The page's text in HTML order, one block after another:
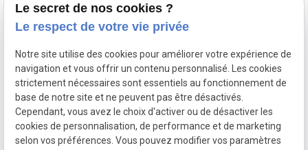
03 66 88 36 24
SIRET :85300832400016
PLAN DU
SITE
GESTION
DES
Le secret de nos cookies ?
Le respect de votre vie privée
Notre site utilise des cookies pour améliorer votre expérience de
navigation et vous offrir un contenu personnalisé. Les cookies
strictement nécessaires sont essentiels au fonctionnement de
base de notre site et ne peuvent pas être désactivés.
Cependant, vous avez le choix d'activer ou de désactiver les
cookies de personnalisation, de performance et de marketing
selon vos préférences. Vous pouvez modifier vos paramètres